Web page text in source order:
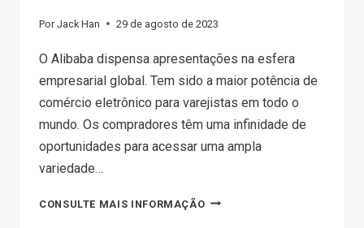
Por Jack Han 29 de agosto de 2023
O Alibaba dispensa apresentações na esfera
empresarial global. Tem sido a maior potência de
comércio eletrônico para varejistas em todo o
mundo. Os compradores têm uma infinidade de
oportunidades para acessar uma ampla
variedade…
CONSULTE MAIS INFORMAÇÃOCOMO